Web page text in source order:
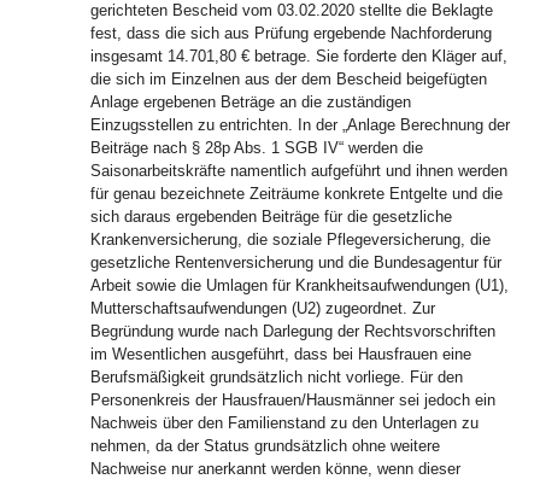
gerichteten Bescheid vom 03.02.2020 stellte die Beklagte
fest, dass die sich aus Prüfung ergebende Nachforderung
insgesamt 14.701,80 € betrage. Sie forderte den Kläger auf,
die sich im Einzelnen aus der dem Bescheid beigefügten
Anlage ergebenen Beträge an die zuständigen
Einzugsstellen zu entrichten. In der „Anlage Berechnung der
Beiträge nach § 28p Abs. 1 SGB IV“ werden die
Saisonarbeitskräfte namentlich aufgeführt und ihnen werden
für genau bezeichnete Zeiträume konkrete Entgelte und die
sich daraus ergebenden Beiträge für die gesetzliche
Krankenversicherung, die soziale Pflegeversicherung, die
gesetzliche Rentenversicherung und die Bundesagentur für
Arbeit sowie die Umlagen für Krankheitsaufwendungen (U1),
Mutterschaftsaufwendungen (U2) zugeordnet. Zur
Begründung wurde nach Darlegung der Rechtsvorschriften
im Wesentlichen ausgeführt, dass bei Hausfrauen eine
Berufsmäßigkeit grundsätzlich nicht vorliege. Für den
Personenkreis der Hausfrauen/Hausmänner sei jedoch ein
Nachweis über den Familienstand zu den Unterlagen zu
nehmen, da der Status grundsätzlich ohne weitere
Nachweise nur anerkannt werden könne, wenn dieser